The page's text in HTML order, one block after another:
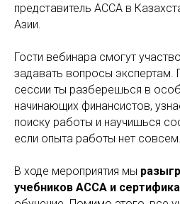
представитель АССА в
Азии.
Гости вебинара смогут
задавать вопросы экспертам.
сессии ты разберешься в
начинающих финансистов,
поиску работы и научишься
если опыта работы нет совсем.
В ходе мероприятия мы
учебников ACCA и